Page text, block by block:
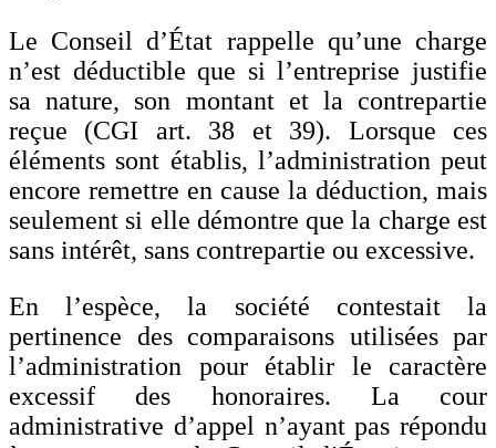
Le Conseil d’État rappelle qu’une charge
n’est déductible que si l’entreprise justifie
sa nature, son montant et la contrepartie
reçue (CGI art. 38 et 39). Lorsque ces
éléments sont établis, l’administration peut
encore remettre en cause la déduction, mais
seulement si elle démontre que la charge est
sans intérêt, sans contrepartie ou excessive.
En l’espèce, la société contestait la
pertinence des comparaisons utilisées par
l’administration pour établir le caractère
excessif des honoraires. La cour
administrative d’appel n’ayant pas répondu